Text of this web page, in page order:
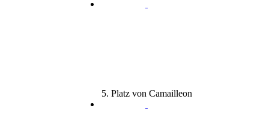
5. Platz von Camailleon